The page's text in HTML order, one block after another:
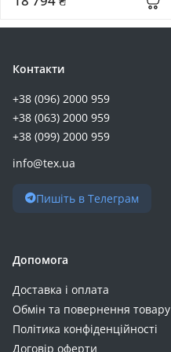
Oukitel (+6)
ArmorStandart (+5)
Enot (+5)
GEM (+5)
CATL (+4)
LDNIO (+4)
Makelsan (+4)
Mervesan (+4)
Контакти
+38 (096) 2000 959
+38 (063) 2000 959
+38 (099) 2000 959
info@tex.ua
Пишіть в Телеграм
Допомога
Доставка і оплата
Обмін та повернення товару
Політика конфіденційності
Договір оферти